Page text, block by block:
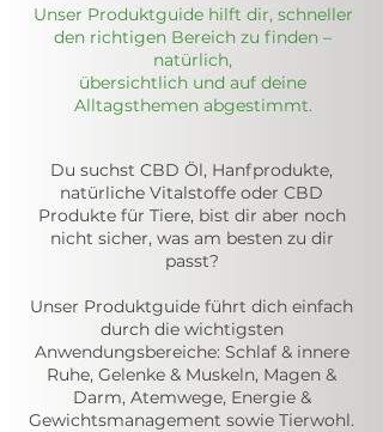
Unser Produktguide hilft dir, schneller
den richtigen Bereich zu finden –
natürlich,
übersichtlich und auf deine
Alltagsthemen abgestimmt.
Du suchst CBD Öl, Hanfprodukte,
natürliche Vitalstoffe oder CBD
Produkte für Tiere, bist dir aber noch
nicht sicher, was am besten zu dir
passt?
Unser Produktguide führt dich einfach
durch die wichtigsten
Anwendungsbereiche: Schlaf & innere
Ruhe, Gelenke & Muskeln, Magen &
Darm, Atemwege, Energie &
Gewichtsmanagement sowie Tierwohl.